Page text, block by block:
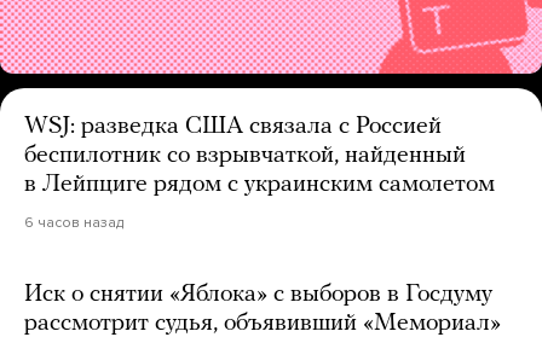
WSJ: разведка США связала с Россией
беспилотник со взрывчаткой, найденный
в Лейпциге рядом с украинским самолетом
6 часов назад
Иск о снятии «Яблока» с выборов в Госдуму
рассмотрит судья, объявивший «Мемориал»